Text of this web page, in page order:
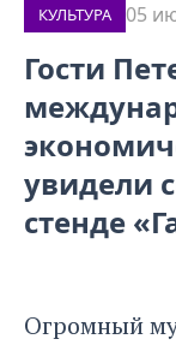
КУЛЬТУРА 05
Гости
увидели
стенде
Огромный